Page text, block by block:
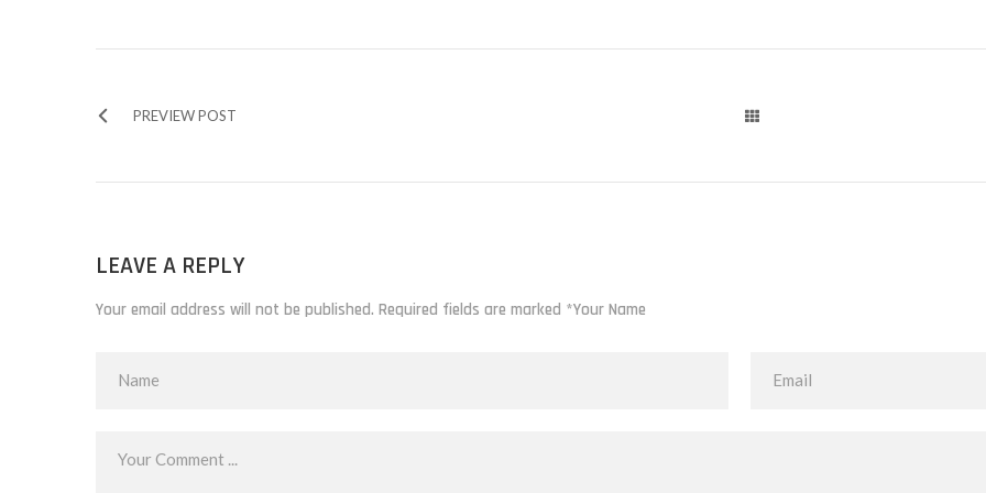
PREVIEW POST
LEAVE A REPLY
Your email address will not be published. Required fields are marked *Your Name